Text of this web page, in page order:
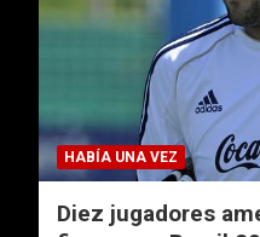
HABÍA UNA VEZ
Diez jugadores